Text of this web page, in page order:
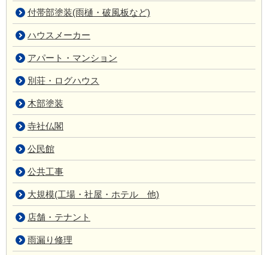
付帯部塗装(雨樋・破風板など)
ハウスメーカー
アパート・マンション
別荘・ログハウス
木部塗装
寺社仏閣
公民館
公共工事
大規模(工場・社屋・ホテル 他)
店舗・テナント
雨漏り修理